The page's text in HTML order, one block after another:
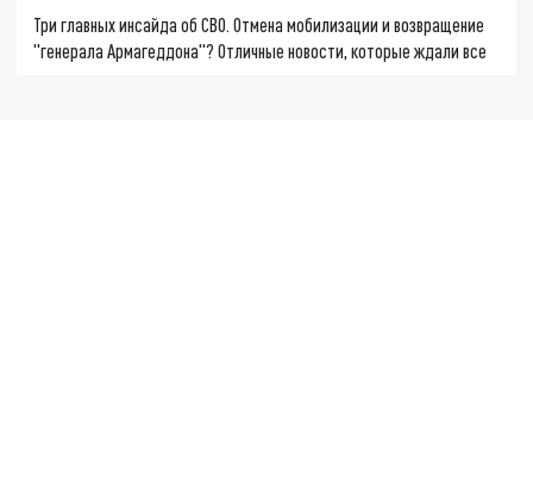
Три главных инсайда об СВО. Отмена мобилизации и возвращение
"генерала Армагеддона"? Отличные новости, которые ждали все